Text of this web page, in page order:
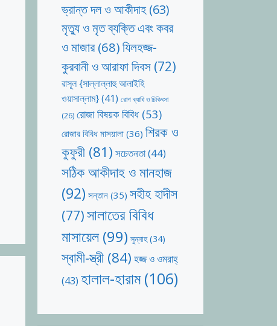
ভ্রান্ত দল ও আকীদাহ(63)
মৃত্যু ও মৃত ব্যক্তি এবং কবর
ও মাজার(68)যিলহজ্জ-
কুরবানী ও আরাফা দিবস (72)
রাসূল {সাল্লাল্লাহু আলাইহি
ওয়াসাল্লাম}(41) রোগ ব্যাধি ও চিকিৎসা
(26) রোজা বিষয়ক বিবিধ(53)
রোজার বিবিধ মাসয়ালা (36) শিরক ও
কুফুরী (81) সচেতনতা(44)
সঠিক আকীদাহ ও মানহাজ
(92) সন্তান (35) সহীহ হাদীস
(77)সালাতের বিবিধ
মাসায়েল(99) সুন্নাহ(34)
স্বামী-স্ত্রী(84) হজ্জ ও ওমরাহ্‌
(43) হালাল-হারাম(106)